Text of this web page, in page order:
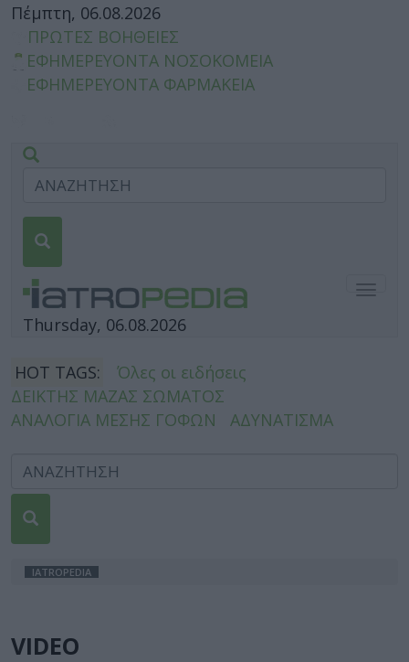
Πέμπτη, 06.08.2026
ΠΡΩΤΕΣ ΒΟΗΘΕΙΕΣ
ΕΦΗΜΕΡΕΥΟΝΤΑ ΝΟΣΟΚΟΜΕΙΑ
ΕΦΗΜΕΡΕΥΟΝΤΑ ΦΑΡΜΑΚΕΙΑ
Thursday, 06.08.2026
HOT TAGS:
Όλες οι ειδήσεις
ΔΕΙΚΤΗΣ ΜΑΖΑΣ ΣΩΜΑΤΟΣ
ΑΝΑΛΟΓΙΑ ΜΕΣΗΣ ΓΟΦΩΝ
ΑΔΥΝΑΤΙΣΜΑ
IATROPEDIA
VIDEO